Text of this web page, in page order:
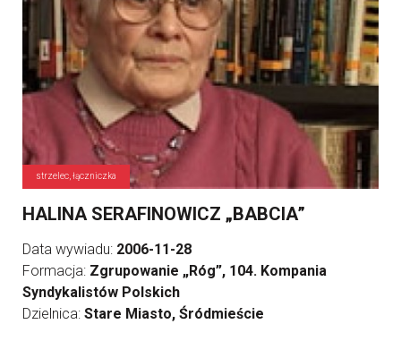
strzelec, łączniczka
HALINA SERAFINOWICZ „BABCIA”
Data wywiadu: 2006-11-28
Formacja: Zgrupowanie „Róg”, 104. Kompania
Syndykalistów Polskich
Dzielnica: Stare Miasto, Śródmieście